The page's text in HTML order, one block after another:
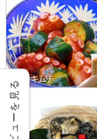
レビューを見る